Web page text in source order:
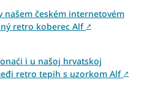
českém internetovém
retro koberec Alf ↗
i u našoj hrvatskoj
retro tepih s uzorkom Alf ↗